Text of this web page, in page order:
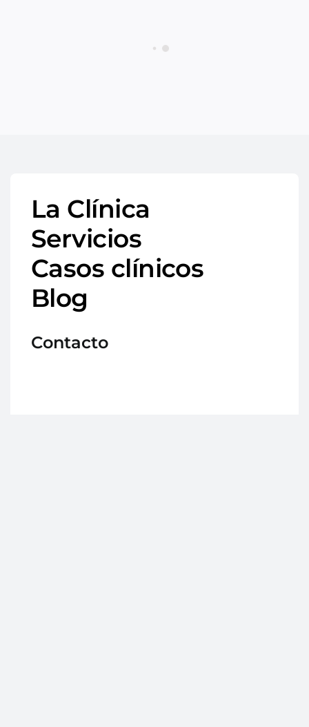
La Clínica
Servicios
Casos clínicos
Blog
Contacto